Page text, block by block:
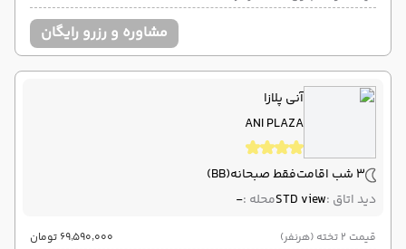
مشاوره و رزرو رایگان
آنی پلازا
ANI PLAZA
3 شب اقامت فقط صبحانه(BB)
دید اتاق :STD viewمحله :-
قیمت 2 تخته (هرنفر)
۶۹٬۵۹۰٬۰۰۰ تومان